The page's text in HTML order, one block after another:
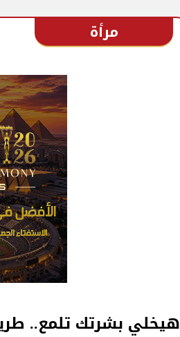
مرأة
هيخلي بشرتك تلمع..